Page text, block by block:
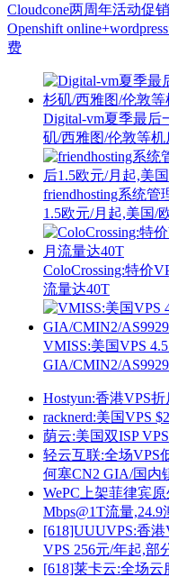
Cloudcone两周年活动促
Openshift
费
Digital-vm夏季最后
矶/西雅图/伦敦等机
friendhosting系统
1.5欧元/月起,美国/
ColoCrossing:特价
流量达40T
VMISS:美国VPS
GIA/CMIN2/
Hostyun:香港VPS
racknerd:美国VPS
荫云:美国双ISP
轻云互联:全场VPS
何塞CN2 GIA/国内
WePC上架菲律宾
Mbps@1T流量,24.9
[618]UUUVPS:香
VPS 256元/年起,部
[618]莱卡云:全场